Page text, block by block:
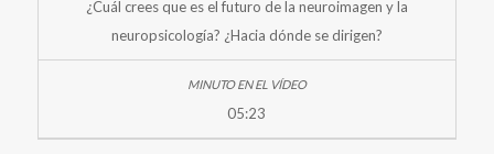
¿Cuál crees que es el futuro de la neuroimagen y la
neuropsicología? ¿Hacia dónde se dirigen?
05:23